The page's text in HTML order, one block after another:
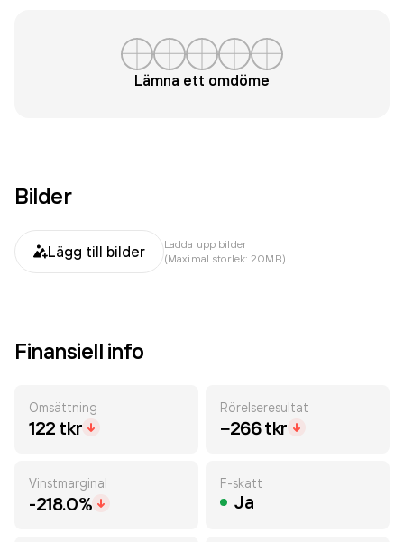
Lämna ett omdöme
Bilder
Lägg till bilder
Ladda upp bilder
(Maximal storlek: 20MB)
Finansiell info
Omsättning
122 tkr
Rörelseresultat
−266 tkr
Vinstmarginal
-218.0%
F-skatt
Ja